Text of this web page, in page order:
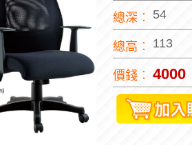
總深︰ 54
總高︰ 113
價錢︰ 4000